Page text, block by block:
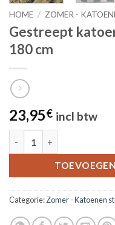
HOME / ZOMER -
Gestreept
180 cm
23,95€ incl btw
Categorie:Zomer - Katoenen